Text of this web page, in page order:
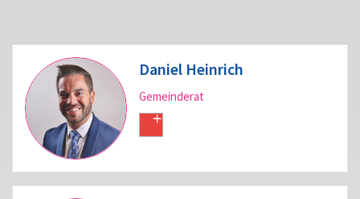
Daniel Heinrich
Gemeinderat